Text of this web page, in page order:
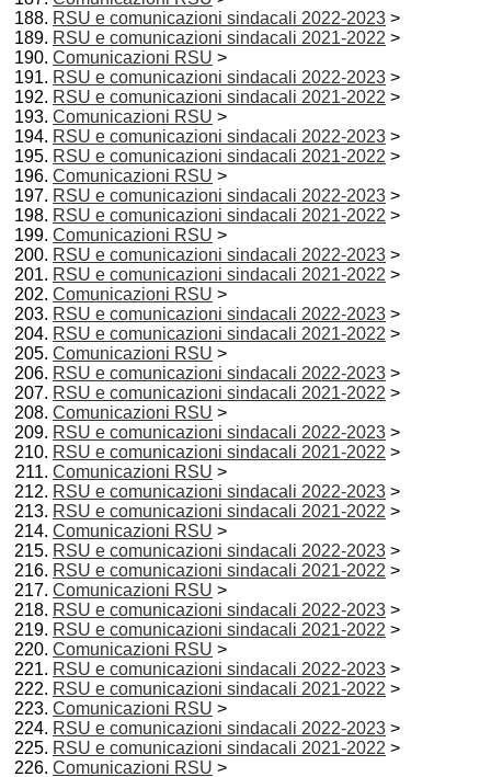
RSU e comunicazioni sindacali 2022-2023 >
RSU e comunicazioni sindacali 2021-2022 >
Comunicazioni RSU >
RSU e comunicazioni sindacali 2022-2023 >
RSU e comunicazioni sindacali 2021-2022 >
Comunicazioni RSU >
RSU e comunicazioni sindacali 2022-2023 >
RSU e comunicazioni sindacali 2021-2022 >
Comunicazioni RSU >
RSU e comunicazioni sindacali 2022-2023 >
RSU e comunicazioni sindacali 2021-2022 >
Comunicazioni RSU >
RSU e comunicazioni sindacali 2022-2023 >
RSU e comunicazioni sindacali 2021-2022 >
Comunicazioni RSU >
RSU e comunicazioni sindacali 2022-2023 >
RSU e comunicazioni sindacali 2021-2022 >
Comunicazioni RSU >
RSU e comunicazioni sindacali 2022-2023 >
RSU e comunicazioni sindacali 2021-2022 >
Comunicazioni RSU >
RSU e comunicazioni sindacali 2022-2023 >
RSU e comunicazioni sindacali 2021-2022 >
Comunicazioni RSU >
RSU e comunicazioni sindacali 2022-2023 >
RSU e comunicazioni sindacali 2021-2022 >
Comunicazioni RSU >
RSU e comunicazioni sindacali 2022-2023 >
RSU e comunicazioni sindacali 2021-2022 >
Comunicazioni RSU >
RSU e comunicazioni sindacali 2022-2023 >
RSU e comunicazioni sindacali 2021-2022 >
Comunicazioni RSU >
RSU e comunicazioni sindacali 2022-2023 >
RSU e comunicazioni sindacali 2021-2022 >
Comunicazioni RSU >
RSU e comunicazioni sindacali 2022-2023 >
RSU e comunicazioni sindacali 2021-2022 >
Comunicazioni RSU >